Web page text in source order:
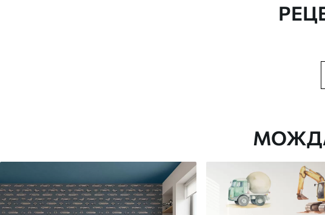
Беспрекорна апликација
Доступни материјали